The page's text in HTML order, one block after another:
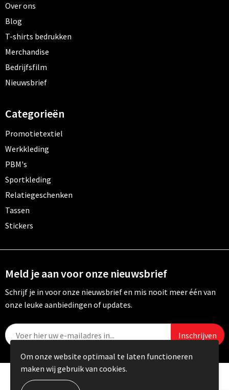
Over ons
Blog
T-shirts bedrukken
Merchandise
Bedrijfsfilm
Nieuwsbrief
Categorieën
Promotietextiel
Werkkleding
PBM's
Sportkleding
Relatiegeschenken
Tassen
Stickers
Meld je aan voor onze nieuwsbrief
Schrijf je in voor onze nieuwsbrief en mis nooit meer één van
onze leuke aanbiedingen of updates.
© Copyright Carebo 2026
Om onze website optimaal te laten functioneren
maken wij gebruik van cookies.